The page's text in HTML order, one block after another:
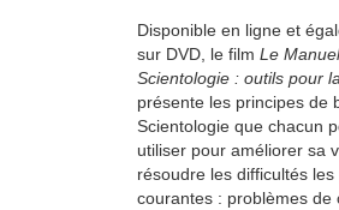
Disponible en ligne et
sur DVD, le film Le
Scientologie : outils pour
présente les principes de
Scientologie que chacun
utiliser pour améliorer sa
résoudre les difficultés les
courantes : problèmes de